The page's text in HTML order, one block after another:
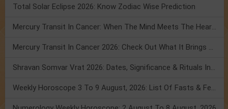
Total Solar Eclipse 2026: Know Zodiac Wise Prediction
Mercury Transit In Cancer: When The Mind Meets The Heart!
Mercury Transit In Cancer 2026: Check Out What It Brings For You
Shravan Somvar Vrat 2026: Dates, Significance & Rituals In August
Weekly Horoscope 3 To 9 August, 2026: List Of Fasts & Festivals